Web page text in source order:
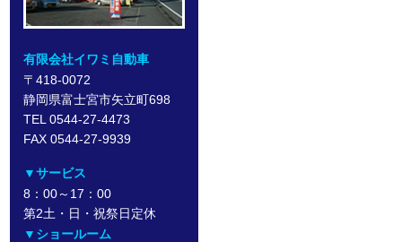
有限会社イワミ自動車
〒418-0072
静岡県富士宮市矢立町698
TEL 0544-27-4473
FAX 0544-27-9939
▼サービス
8：00～17：00
第2土・日・祝祭日定休
▼ショールーム